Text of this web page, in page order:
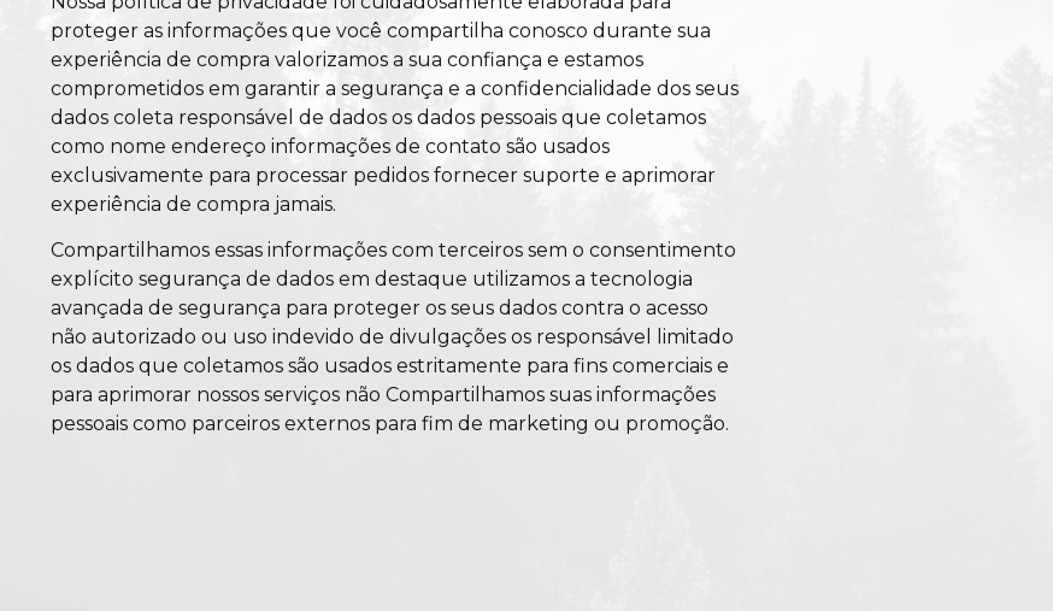
proteger as informações que você compartilha conosco durante sua
experiência de compra valorizamos a sua confiança e estamos
comprometidos em garantir a segurança e a confidencialidade dos seus
dados coleta responsável de dados os dados pessoais que coletamos
como nome endereço informações de contato são usados
exclusivamente para processar pedidos fornecer suporte e aprimorar
experiência de compra jamais.
Compartilhamos essas informações com terceiros sem o consentimento
explícito segurança de dados em destaque utilizamos a tecnologia
avançada de segurança para proteger os seus dados contra o acesso
não autorizado ou uso indevido de divulgações os responsável limitado
os dados que coletamos são usados estritamente para fins comerciais e
para aprimorar nossos serviços não Compartilhamos suas informações
pessoais como parceiros externos para fim de marketing ou promoção.